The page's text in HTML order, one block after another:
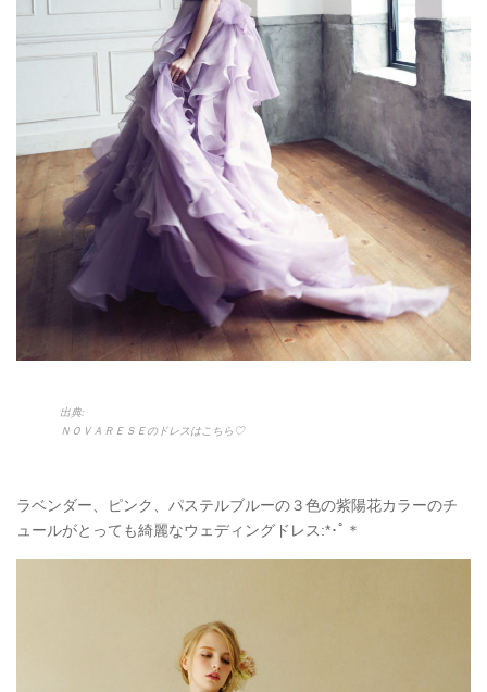
出典:
ＮＯＶＡＲＥＳＥのドレスはこちら♡
ラベンダー、ピンク、パステルブルーの３色の紫陽花カラーのチ
ュールがとっても綺麗なウェディングドレス:*･ﾟ＊